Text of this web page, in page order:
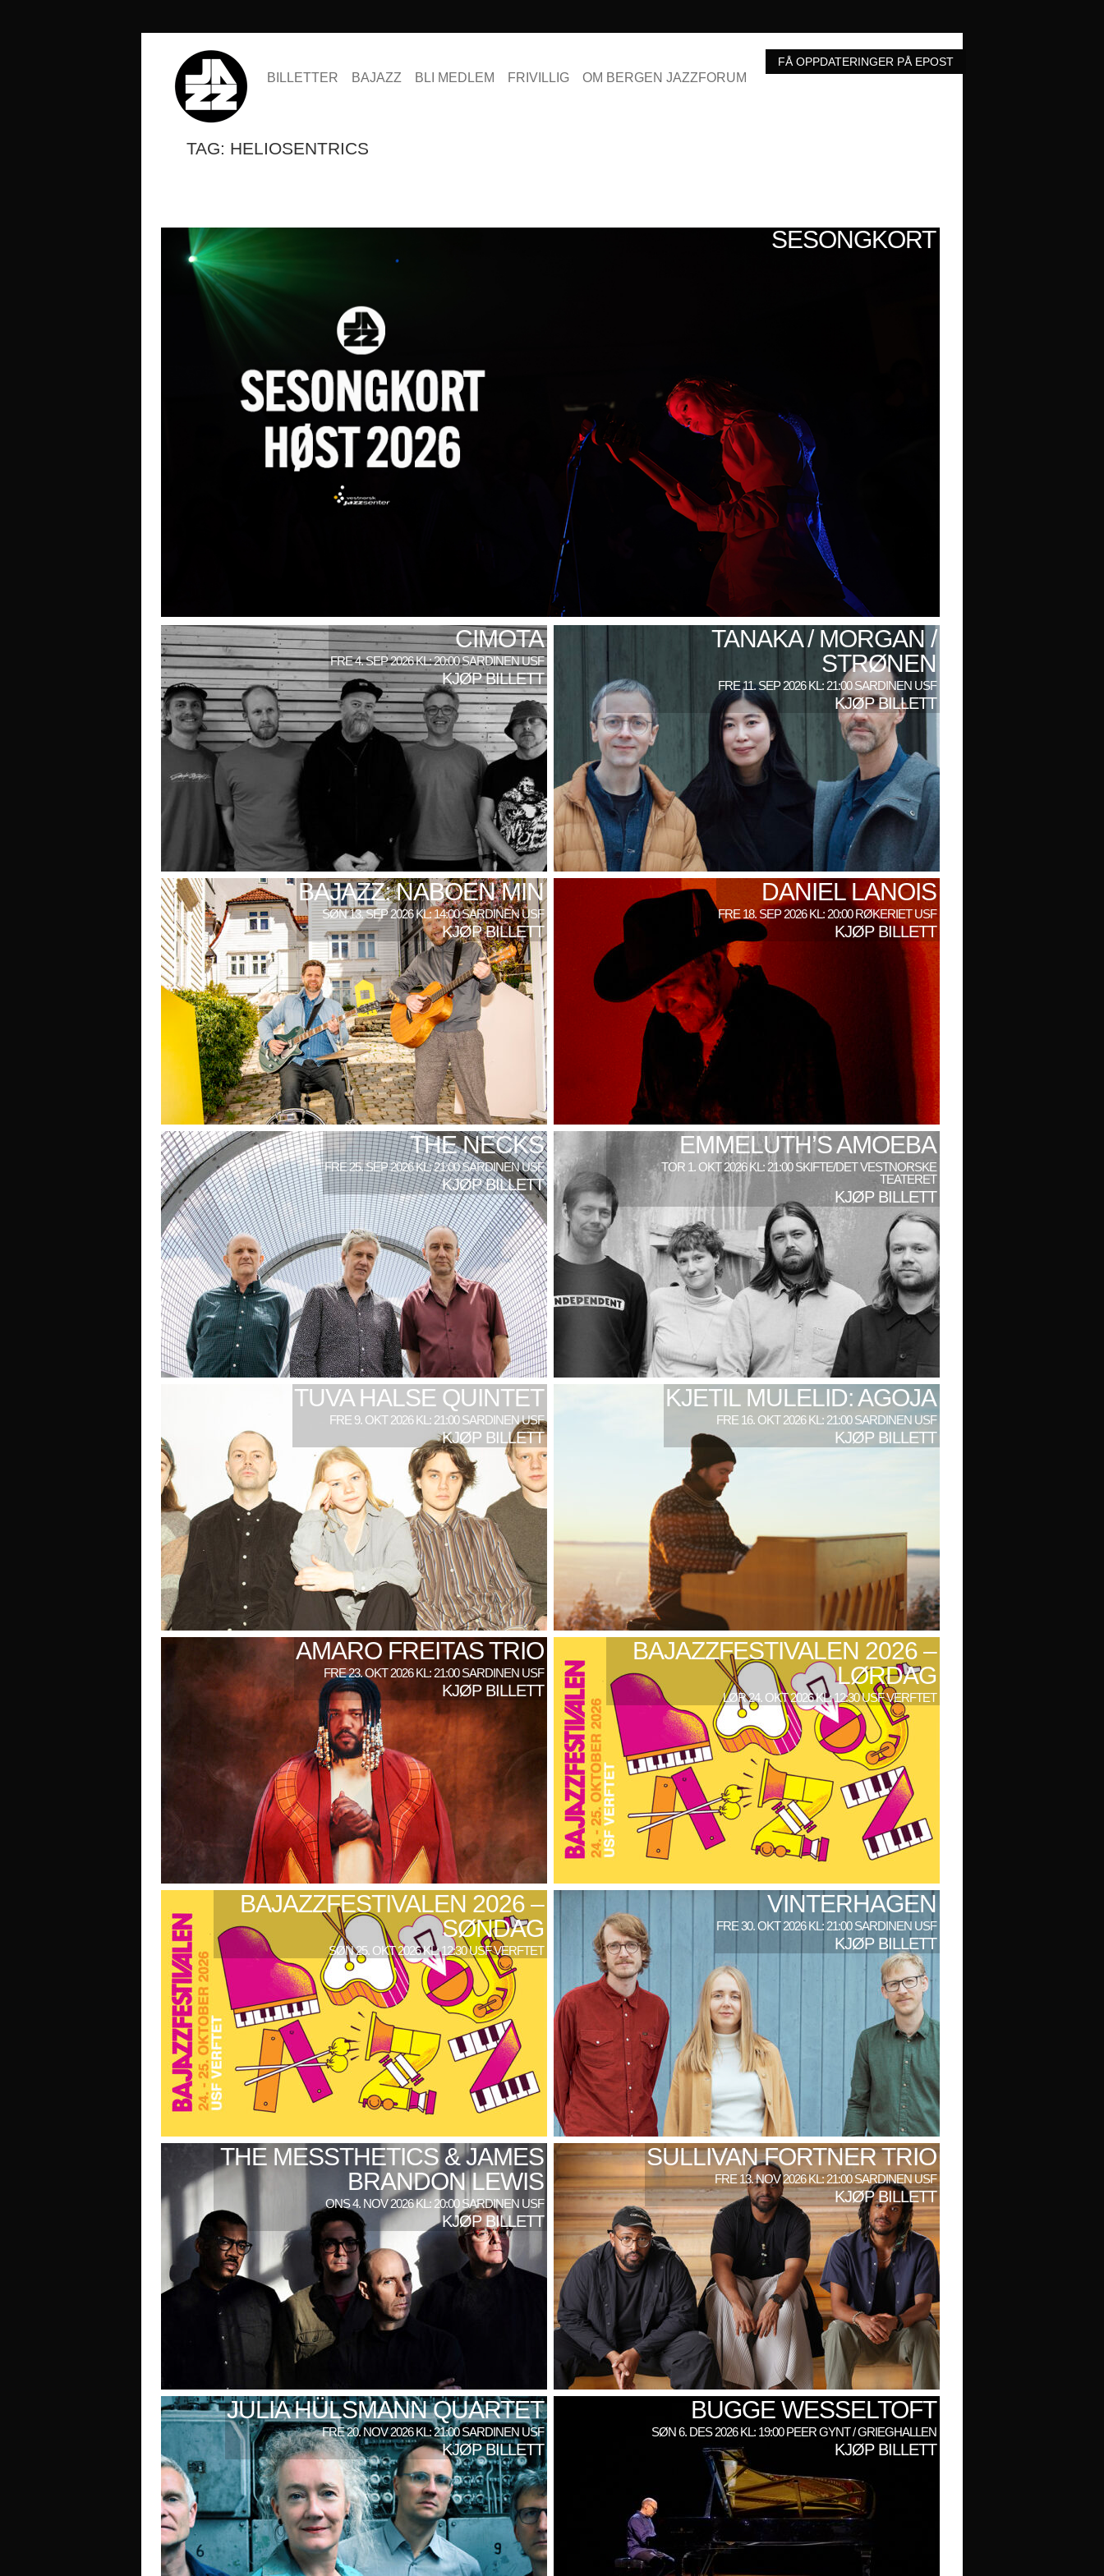
BILLETTER BAJAZZ BLI MEDLEM FRIVILLIG OM BERGEN JAZZFORUM
TAG: HELIOSENTRICS
SESONGKORT
CIMOTA
FRE 4. SEP 2026 KL: 20:00 SARDINEN USF
KJØP BILLETT
TANAKA / MORGAN /
STRØNEN
FRE 11. SEP 2026 KL: 21:00 SARDINEN USF
KJØP BILLETT
BAJAZZ: NABOEN MIN
SØN 13. SEP 2026 KL: 14:00 SARDINEN USF
KJØP BILLETT
DANIEL LANOIS
FRE 18. SEP 2026 KL: 20:00 RØKERIET USF
KJØP BILLETT
THE NECKS
FRE 25. SEP 2026 KL: 21:00 SARDINEN USF
KJØP BILLETT
EMMELUTH’S AMOEBA
TOR 1. OKT 2026 KL: 21:00 SKIFTE/DET VESTNORSKE
TEATERET
KJØP BILLETT
TUVA HALSE QUINTET
FRE 9. OKT 2026 KL: 21:00 SARDINEN USF
KJØP BILLETT
KJETIL MULELID: AGOJA
FRE 16. OKT 2026 KL: 21:00 SARDINEN USF
KJØP BILLETT
AMARO FREITAS TRIO
FRE 23. OKT 2026 KL: 21:00 SARDINEN USF
KJØP BILLETT
BAJAZZFESTIVALEN 2026 –
LØRDAG
LØR 24. OKT 2026 KL: 12:30 USF VERFTET
BAJAZZFESTIVALEN 2026 –
SØNDAG
SØN 25. OKT 2026 KL: 12:30 USF VERFTET
VINTERHAGEN
FRE 30. OKT 2026 KL: 21:00 SARDINEN USF
KJØP BILLETT
THE MESSTHETICS & JAMES
BRANDON LEWIS
ONS 4. NOV 2026 KL: 20:00 SARDINEN USF
KJØP BILLETT
SULLIVAN FORTNER TRIO
FRE 13. NOV 2026 KL: 21:00 SARDINEN USF
KJØP BILLETT
JULIA HÜLSMANN QUARTET
FRE 20. NOV 2026 KL: 21:00 SARDINEN USF
KJØP BILLETT
BUGGE WESSELTOFT
SØN 6. DES 2026 KL: 19:00 PEER GYNT / GRIEGHALLEN
KJØP BILLETT